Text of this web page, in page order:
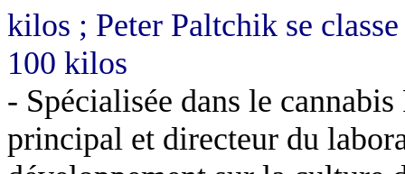
kilos ; Peter Paltchik se
100 kilos
- Spécialisée dans le
principal et directeur du